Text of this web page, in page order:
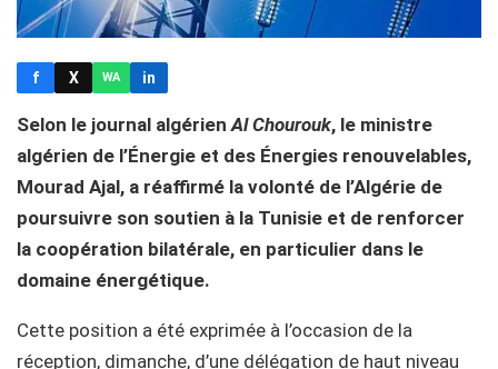
f X WA in
Selon le journal algérien Al Chourouk, le ministre
algérien de l’Énergie et des Énergies renouvelables,
Mourad Ajal, a réaffirmé la volonté de l’Algérie de
poursuivre son soutien à la Tunisie et de renforcer
la coopération bilatérale, en particulier dans le
domaine énergétique.
Cette position a été exprimée à l’occasion de la
réception, dimanche, d’une délégation de haut niveau